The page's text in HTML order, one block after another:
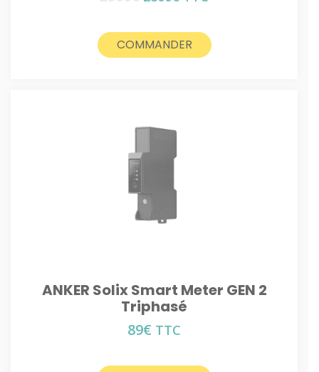
était :
2900€.
est :
2800€.
COMMANDER
ANKER Solix Smart Meter GEN 2
Triphasé
89€ TTC